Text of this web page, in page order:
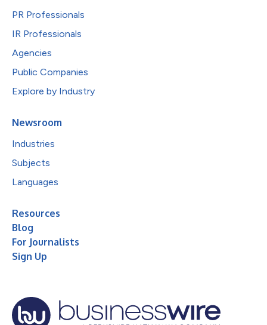
PR Professionals
IR Professionals
Agencies
Public Companies
Explore by Industry
Newsroom
Industries
Subjects
Languages
Resources
Blog
For Journalists
Sign Up